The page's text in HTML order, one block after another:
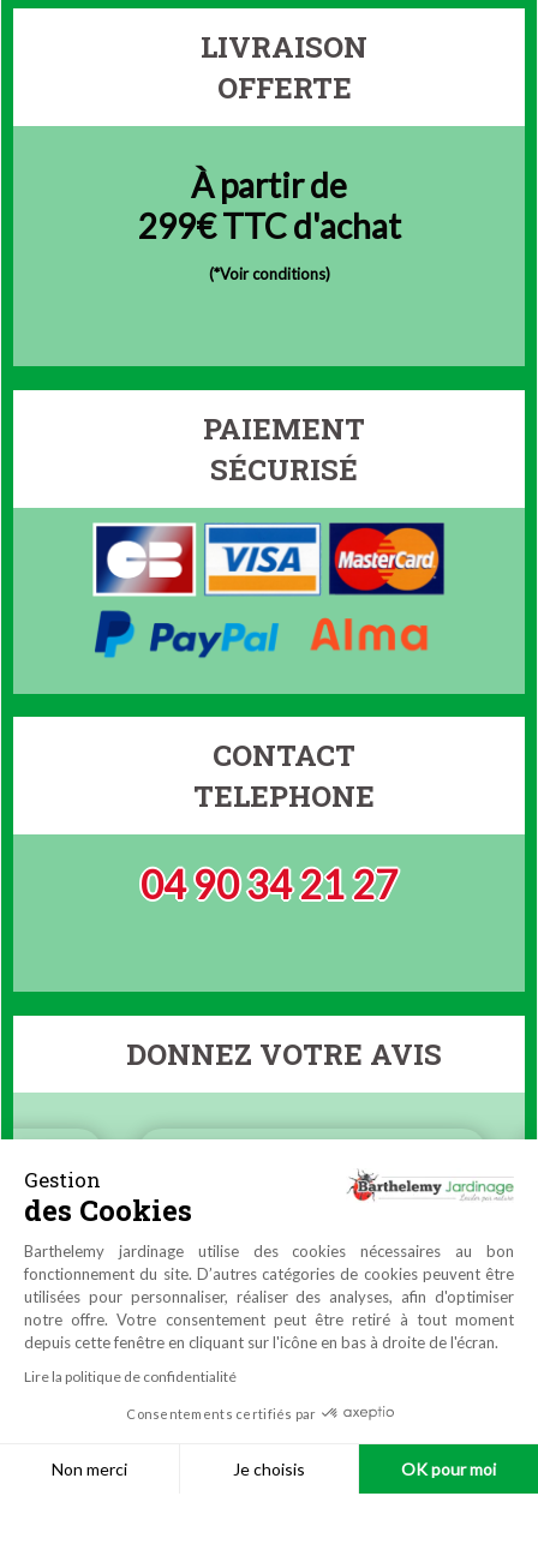
LIVRAISON
OFFERTE
À partir de
299€ TTC d'achat
(*Voir conditions)
PAIEMENT
SÉCURISÉ
CONTACT
TELEPHONE
04 90 34 21 27
DONNEZ VOTRE AVIS
Réalisation
Azuracom
Gestion
des Cookies
Barthelemy jardinage utilise des cookies nécessaires au bon
fonctionnement du site. D’autres catégories de cookies peuvent être
utilisées pour personnaliser, réaliser des analyses, afin d'optimiser
notre offre. Votre consentement peut être retiré à tout moment
depuis cette fenêtre en cliquant sur l'icône en bas à droite de l'écran.
Lire la politique de confidentialité
Consentements certifiés par
Non merci Je choisis OK pour moi